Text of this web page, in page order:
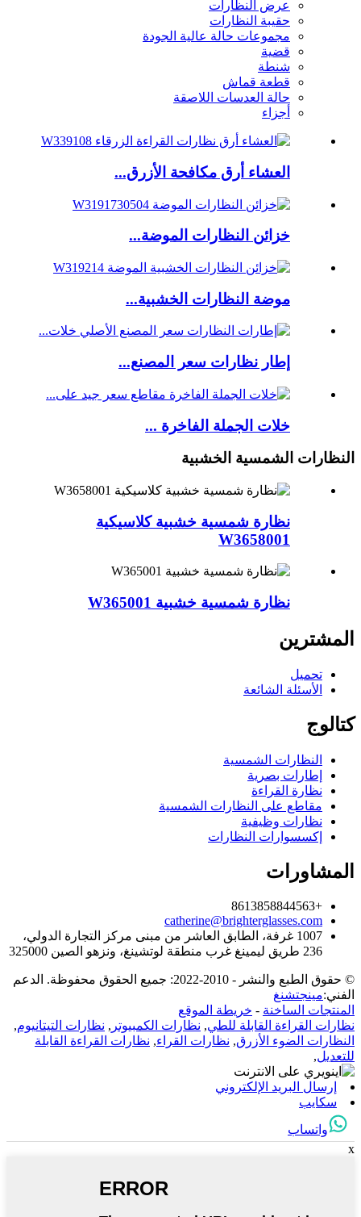
عرض النظارات
حقيبة النظارات
مجموعات حالة عالية الجودة
قضية
شنطة
قطعة قماش
حالة العدسات اللاصقة
أجزاء
العشاء أرق مكافحة الأزرق...
خزائن النظارات الموضة...
موضة النظارات الخشبية...
إطار نظارات سعر المصنع...
خلات الجملة الفاخرة ...
النظارات الشمسية الخشبية
نظارة شمسية خشبية كلاسيكية
W3658001
نظارة شمسية خشبية W365001
المشترين
تحميل
الأسئلة الشائعة
كتالوج
النظارات الشمسية
إطارات بصرية
نظارة القراءة
مقاطع على النظارات الشمسية
نظارات وظيفية
إكسسوارات النظارات
المشاورات
+8613858844563
catherine@brighterglasses.com
1007 غرفة، الطابق العاشر من مبنى مركز التجارة الدولي،
236 طريق ليمينغ غرب منطقة لوتشينغ، ونزهو الصين 325000
© حقوق الطبع والنشر - 2010-2022: جميع الحقوق محفوظة. الدعم
الفني:مينجتشنغ
المنتجات الساخنة - خريطة الموقع
نظارات القراءة القابلة للطي, نظارات الكمبيوتر , نظارات التيتانيوم,
النظارات الضوء الأزرق, نظارات القراء, نظارات القراءة القابلة
للتعديل,
إرسال البريد الإلكتروني
سكايب
واتساب
x